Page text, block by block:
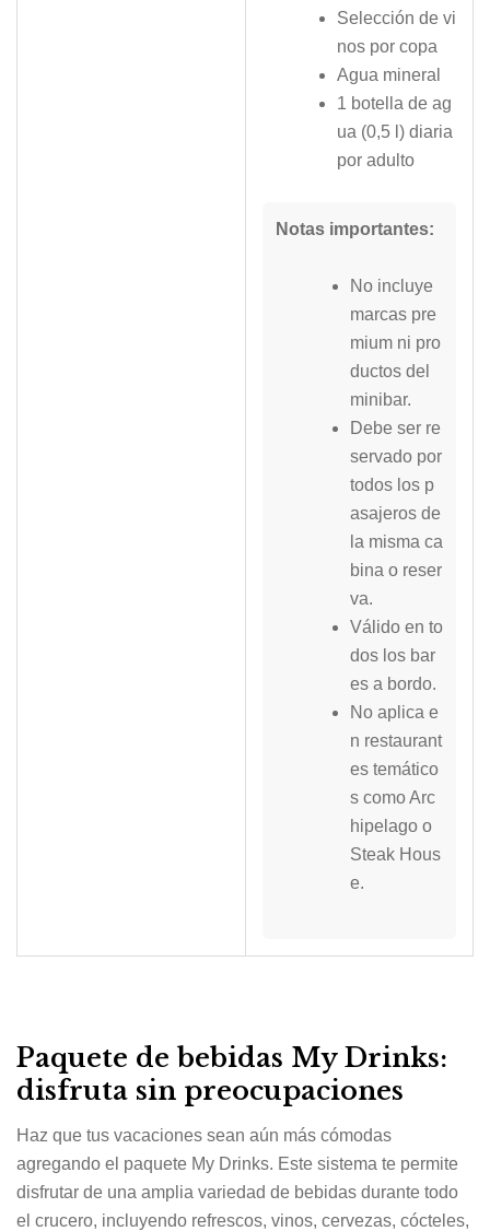
Selección de vi
nos por copa
Agua mineral
1 botella de ag
ua (0,5 l) diaria
por adulto
Notas importantes:
No incluye
marcas pre
mium ni pro
ductos del
minibar.
Debe ser re
servado por
todos los p
asajeros de
la misma ca
bina o reser
va.
Válido en to
dos los bar
es a bordo.
No aplica e
n restaurant
es temático
s como Arc
hipelago o
Steak Hous
e.
Paquete de bebidas My Drinks:
disfruta sin preocupaciones
Haz que tus vacaciones sean aún más cómodas
agregando el paquete My Drinks. Este sistema te permite
disfrutar de una amplia variedad de bebidas durante todo
el crucero, incluyendo refrescos, vinos, cervezas, cócteles,